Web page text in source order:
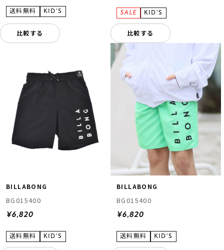
比較する 比較する
BILLABONG
BG015400
¥6,820
BILLABONG
BG015400
¥6,820